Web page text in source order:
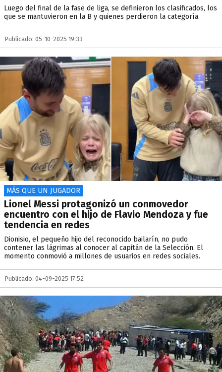
Luego del final de la fase de liga, se definieron los clasificados, los
que se mantuvieron en la B y quienes perdieron la categoría.
Publicado: 05-10-2025 19:33
MÁS QUE UN JUGADOR
Lionel Messi protagonizó un conmovedor
encuentro con el hijo de Flavio Mendoza y fue
tendencia en redes
Dionisio, el pequeño hijo del reconocido bailarín, no pudo
contener las lágrimas al conocer al capitán de la Selección. El
momento conmovió a millones de usuarios en redes sociales.
Publicado: 04-09-2025 17:52